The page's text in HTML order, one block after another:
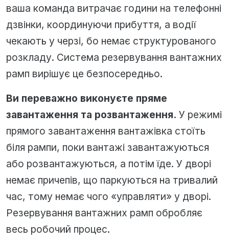
ваша команда витрачає години на телефонні
дзвінки, координуючи прибуття, а водії
чекають у черзі, бо немає структурованого
розкладу. Система резервування вантажних
рамп вирішує це безпосередньо.
Ви переважно виконуєте пряме
завантаження та розвантаження. У режимі
прямого завантаження вантажівка стоїть
біля рампи, поки вантажі завантажуються
або розвантажуються, а потім їде. У дворі
немає причепів, що паркуються на тривалий
час, тому немає чого «управляти» у дворі.
Резервування вантажних рамп обробляє
весь робочий процес.